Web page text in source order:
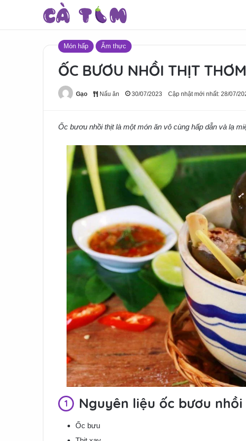
Món hấp Ẩm thực
ỐC BƯƠU NHỒI THỊT
Gạo Nấu ăn 30/07/2023 Cập nhật mới nhất: 28/07/
Ốc bươu nhồi thịt là một món ăn vô cùng hấp dẫn và lạ
Nguyên liệu ốc bươu
Ốc bưu